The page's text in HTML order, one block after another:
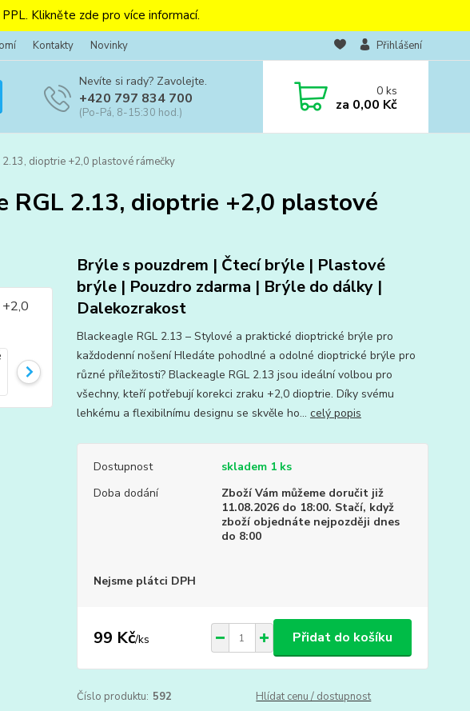
Klikněte zde pro více informací.
Kontakty Novinky Přihlášení
Nevíte si rady? Zavolejte.
+420 797 834 700
(Po-Pá, 8-15:30 hod.)
0ks
za 0,00 Kč
dioptrie +2,0 plastové rámečky
RGL 2.13, dioptrie +2,0 plastové
Brýle s pouzdrem | Čtecí brýle | Plastové
brýle | Pouzdro zdarma | Brýle do dálky |
Dalekozrakost
Blackeagle RGL 2.13 – Stylové a praktické dioptrické brýle pro
každodenní nošení Hledáte pohodlné a odolné dioptrické brýle pro
různé příležitosti? Blackeagle RGL 2.13 jsou ideální volbou pro
všechny, kteří potřebují korekci zraku +2,0 dioptrie. Díky svému
lehkému a flexibilnímu designu se skvěle ho... celý popis
Dostupnost
skladem 1 ks
Doba dodání
Zboží Vám můžeme doručit již
11.08.2026 do 18:00. Stačí, když
zboží objednáte nejpozději dnes
do 8:00
Nejsme plátci DPH
99 Kč/ks Přidat do košíku
Číslo produktu: 592 Hlídat cenu / dostupnost